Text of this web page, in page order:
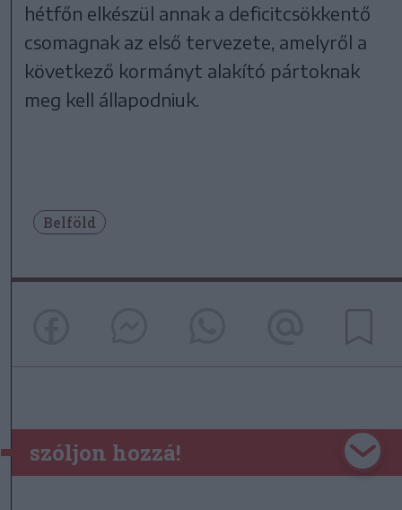
hétfőn elkészül annak a deficitcsökkentő
csomagnak az első tervezete, amelyről a
következő kormányt alakító pártoknak
meg kell állapodniuk.
Belföld
szóljon hozzá!